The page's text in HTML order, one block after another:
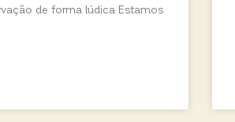
de forma lúdica Estamos